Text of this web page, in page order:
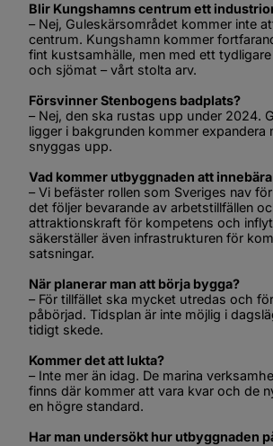
Blir Kungshamns centrum ett
– Nej, Guleskärsområdet kommer inte
centrum. Kungshamn kommer
fint kustsamhälle, men med ett
och sjömat – vårt stolta arv.
Försvinner Stenbogens badplats?
– Nej, den ska rustas upp under 2024.
ligger i bakgrunden kommer expandera
snyggas upp.
Vad kommer utbyggnaden att
– Vi befäster rollen som Sveriges nav
det följer bevarande av arbetstillfällen
attraktionskraft för kompetens och
säkerställer även infrastrukturen för
satsningar.
När planerar man att börja bygga?
– För tillfället ska mycket utredas och
påbörjad. Tidsplan är inte möjlig i
tidigt skede.
Kommer det att lukta?
– Inte mer än idag. De marina
finns där kommer att vara kvar och de
en högre standard.
Har man undersökt hur utbyggnaden